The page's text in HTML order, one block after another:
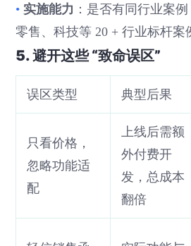
• 实施能力 ：是否有同行业案
零售、科技等 20 + 行业标杆案
5. 避开这些 “致命误区”
误区类型 典型后果
只看价格，
忽略功能适
配
上线后需额
外付费开
发，总成本
翻倍